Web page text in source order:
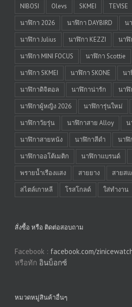
NIBOSI
Olevs SKMEI TEVISE
นาฬิกา 2026
นาฬิกา DAYBIRD
น
นาฬิกา Julius
นาฬิกา KEZZI
นาฬิ
นาฬิกา MINI FOCUS
นาฬิกา Scottie
นาฬิกา SKMEI
นาฬิกา SKONE
นา
นาฬิกาดิจิตอล
นาฬิกาน่ารัก
นาฬิ
นาฬิกาผู้หญิง 2026
นาฬิการุ่นใหม่
นาฬิกาวัยรุ่น
นาฬิกาสาย Alloy
น
นาฬิกาสายหนัง
นาฬิกาสีดำ
นาฬิ
นาฬิกาออโต้เมติก
นาฬิกาแบรนด์
พรายน้ำเรืองแสง
สายยาง สายส
สไตล์เกาหลี
โรสโกลด์ ใส่ทำงาน
สั่งซื้อ หรือ ติดต่อสอบถาม
Facebook : facebook.com/
หรือทัก อินบ็อกซ์
หมวดหมู่สินค้าอื่นๆ